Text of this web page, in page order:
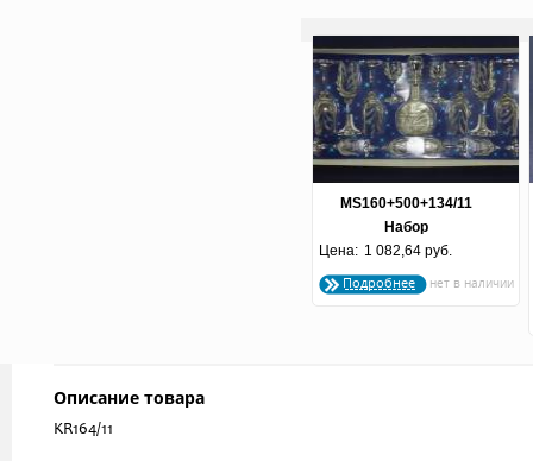
MS160+500+134/11
Набор
бокалы+графин+рюмки
"Ветка"
Цена: 1 082,64 руб.
Подробнее
Описание товара
KR164/11